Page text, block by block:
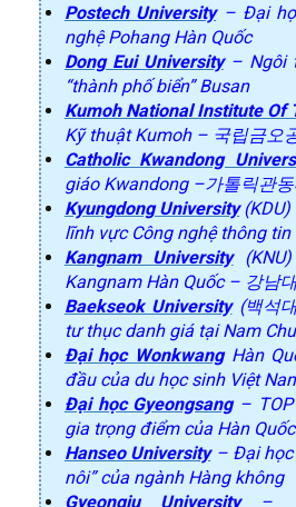
Postech University– Đại
nghệ Pohang Hàn Quốc
Dong Eui University– Ngôi
“thành phố biển” Busan
Kumoh National Institute Of
Kỹ thuật Kumoh – 국립금오
Catholic Kwandong
giáo Kwandong –가톨릭관
Kyungdong University(KDU)
lĩnh vực Công nghệ thông tin
Kangnam University
Kangnam Hàn Quốc – 강남
Baekseok University(백석
tư thục danh giá tại Nam
Đại học WonkwangHàn
đầu của du học sinh Việt
Đại học Gyeongsang– TOP
gia trọng điểm của Hàn Quốc
Hanseo University– Đại học
nôi” của ngành Hàng không
Gyeongju University–